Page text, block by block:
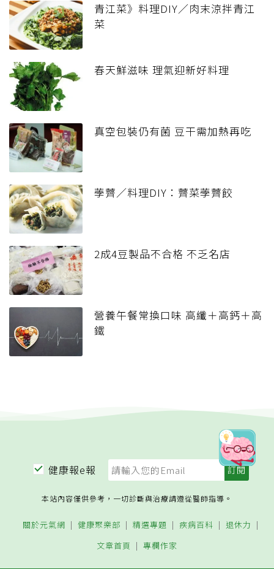
青江菜》料理DIY／肉末涼拌青江
菜
春天鮮滋味 理氣迎新好料理
真空包裝仍有菌 豆干需加熱再吃
荸薺／料理DIY：薺菜荸薺餃
2成4豆製品不合格 不乏名店
營養午餐常換口味 高纖＋高鈣＋高
鐵
健康報e報
本站內容僅供參考，一切診斷與治療請遵從醫師指導。
關於元氣網 健康聚樂部 精選專題 疾病百科
退休力
文章首頁
專欄作家